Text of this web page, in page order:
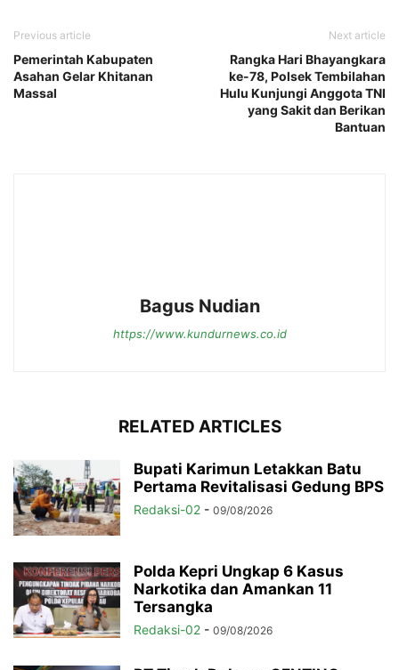
Previous article
Pemerintah Kabupaten
Asahan Gelar Khitanan
Massal
Next article
Rangka Hari Bhayangkara
ke-78, Polsek Tembilahan
Hulu Kunjungi Anggota TNI
yang Sakit dan Berikan
Bantuan
Bagus Nudian
https://www.kundurnews.co.id
RELATED ARTICLES
Bupati Karimun Letakkan Batu
Pertama Revitalisasi Gedung BPS
Redaksi-02 - 09/08/2026
Polda Kepri Ungkap 6 Kasus
Narkotika dan Amankan 11
Tersangka
Redaksi-02 - 09/08/2026